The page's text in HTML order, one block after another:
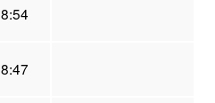
8:54
8:47